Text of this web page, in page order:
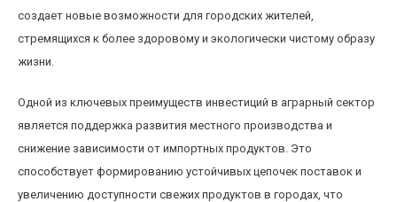
создает новые возможности для городских жителей,
стремящихся к более здоровому и экологически чистому образу
жизни.
Одной из ключевых преимуществ инвестиций в аграрный сектор
является поддержка развития местного производства и
снижение зависимости от импортных продуктов. Это
способствует формированию устойчивых цепочек поставок и
увеличению доступности свежих продуктов в городах, что